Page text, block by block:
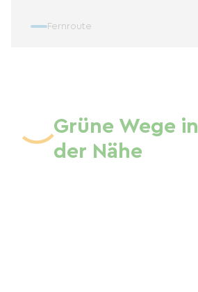
Fernroute
Grüne Wege in
der Nähe